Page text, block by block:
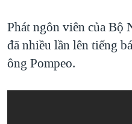
Phát ngôn viên của Bộ
đã nhiều lần lên tiếng
ông Pompeo.